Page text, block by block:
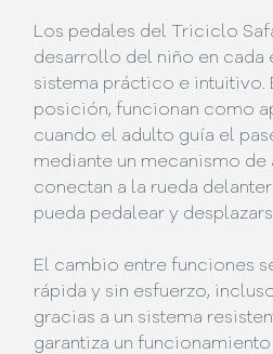
Los pedales del Triciclo
desarrollo del niño en cada
sistema práctico e intuitivo.
posición, funcionan como
cuando el adulto guía el
mediante un mecanismo
conectan a la rueda
pueda pedalear y
El cambio entre funciones
rápida y sin esfuerzo,
gracias a un sistema
garantiza un